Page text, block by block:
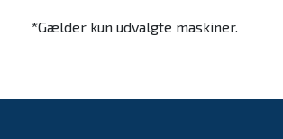
*Gælder kun udvalgte maskiner.